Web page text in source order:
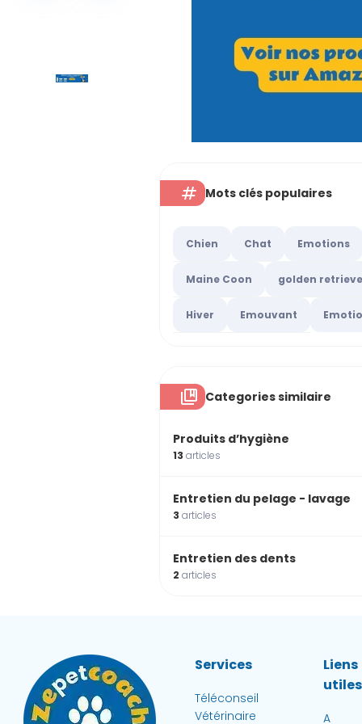
Mots clés populaires
Chien Chat Emotions
Maine Coon golden
Hiver Emouvant
Categories similaire
Produits d’hygiène
13articles
Entretien du pelage - lavage
3articles
Entretien des dents
2articles
Services
Téléconseil
Vétérinaire
Liens
utiles
A